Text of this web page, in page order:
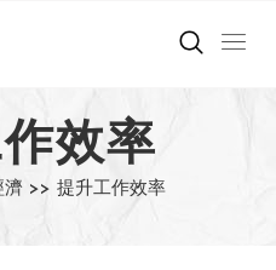
效率
濟 >> 提升工作效率